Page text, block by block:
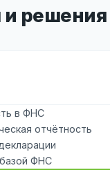
решения
в ФНС
отчётность
ФНС